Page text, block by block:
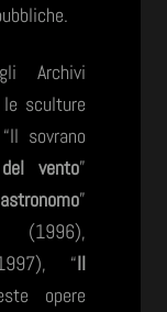
Archivi
le sculture
sovrano
vento”
”
“Il
opere